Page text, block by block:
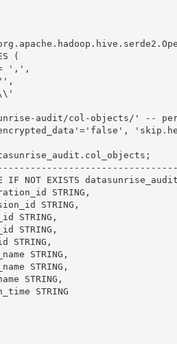
(
',',
audit/col-objects/' --
IF NOT EXISTS
STRING,
STRING,
STRING,
STRING,
STRING,
STRING,
STRING,
STRING,
STRING